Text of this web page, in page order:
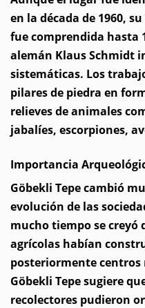
en la década de 1960,
fue comprendida hasta
alemán Klaus Schmidt
sistemáticas. Los
pilares de piedra en
relieves de animales
jabalíes, escorpiones,
Importancia
Göbekli Tepe cambió
evolución de las
mucho tiempo se creyó
agrícolas habían
posteriormente centros
Göbekli Tepe sugiere
recolectores pudieron